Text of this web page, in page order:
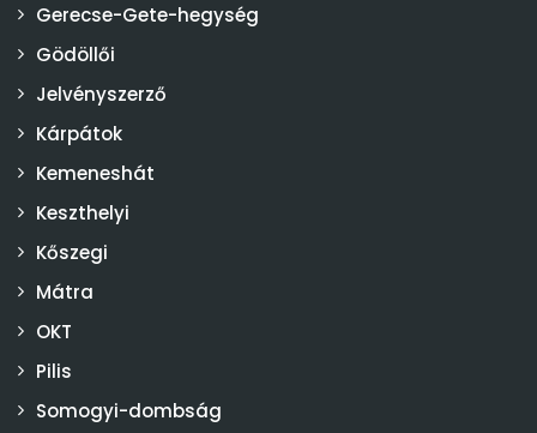
Gerecse-Gete-hegység
Gödöllői
Jelvényszerző
Kárpátok
Kemeneshát
Keszthelyi
Kőszegi
Mátra
OKT
Pilis
Somogyi-dombság